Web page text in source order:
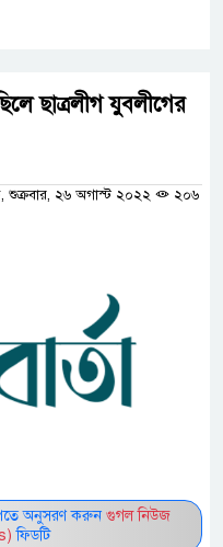
ছাত্রলীগ যুবলীগের
২৬ অগাস্ট ২০২২
২০৬
অনুসরণ করুন গুগল নিউজ
ফিডটি